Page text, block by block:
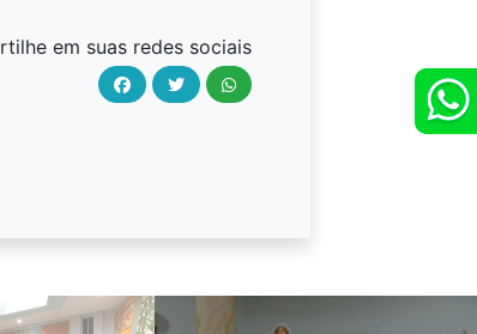
em suas redes sociais